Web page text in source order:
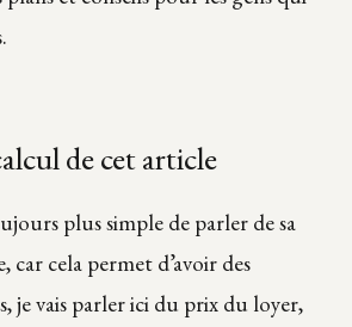
de cet article
plus simple de parler de sa
car cela permet d’avoir des
je vais parler ici du prix du loyer,